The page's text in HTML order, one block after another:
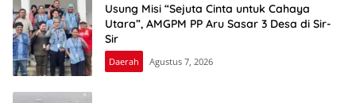
Usung Misi “Sejuta Cinta untuk Cahaya
Utara”, AMGPM PP Aru Sasar 3 Desa di Sir-
Sir
Daerah Agustus 7, 2026